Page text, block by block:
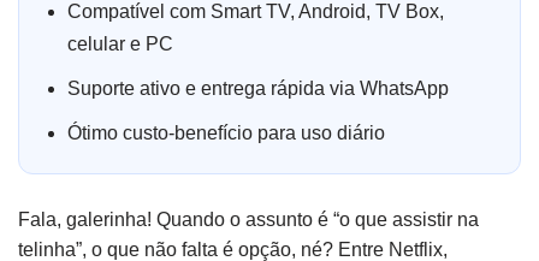
Compatível com Smart TV, Android, TV Box,
celular e PC
Suporte ativo e entrega rápida via WhatsApp
Ótimo custo-benefício para uso diário
Fala, galerinha! Quando o assunto é “o que assistir na
telinha”, o que não falta é opção, né? Entre Netflix,